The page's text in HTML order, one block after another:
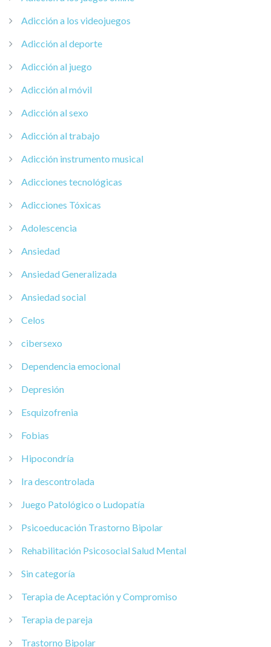
Adicción a los videojuegos
Adicción al deporte
Adicción al juego
Adicción al móvil
Adicción al sexo
Adicción al trabajo
Adicción instrumento musical
Adicciones tecnológicas
Adicciones Tóxicas
Adolescencia
Ansiedad
Ansiedad Generalizada
Ansiedad social
Celos
cibersexo
Dependencia emocional
Depresión
Esquizofrenia
Fobias
Hipocondría
Ira descontrolada
Juego Patológico o Ludopatía
Psicoeducación Trastorno Bipolar
Rehabilitación Psicosocial Salud Mental
Sin categoría
Terapia de Aceptación y Compromiso
Terapia de pareja
Trastorno Bipolar